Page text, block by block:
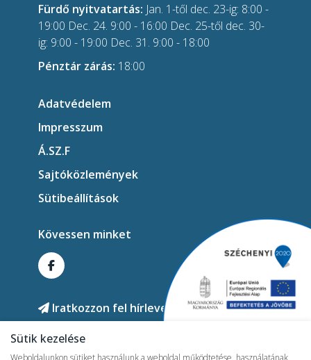
Fürdő nyitvatartás: Jan. 1-től dec. 23-ig: 8:00 -
19:00 Dec. 24. 9:00 - 16:00 Dec. 25-től dec. 30-
ig: 9:00 - 19:00 Dec. 31. 9:00 - 18:00
Pénztár zárás: 18:00
Adatvédelem
Impresszum
Á.SZ.F
Sajtóközlemények
Sütibeállítások
Kövessen minket
Iratkozzon fel hírlevelünkre!
Sütik kezelése
Weboldalunkon sütiket használunk a weboldal működtetése, használatának